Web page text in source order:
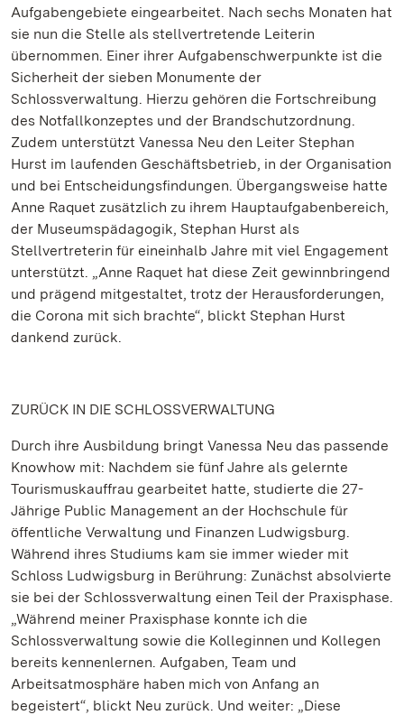
Aufgabengebiete eingearbeitet. Nach sechs Monaten hat
sie nun die Stelle als stellvertretende Leiterin
übernommen. Einer ihrer Aufgabenschwerpunkte ist die
Sicherheit der sieben Monumente der
Schlossverwaltung. Hierzu gehören die Fortschreibung
des Notfallkonzeptes und der Brandschutzordnung.
Zudem unterstützt Vanessa Neu den Leiter Stephan
Hurst im laufenden Geschäftsbetrieb, in der Organisation
und bei Entscheidungsfindungen. Übergangsweise hatte
Anne Raquet zusätzlich zu ihrem Hauptaufgabenbereich,
der Museumspädagogik, Stephan Hurst als
Stellvertreterin für eineinhalb Jahre mit viel Engagement
unterstützt. „Anne Raquet hat diese Zeit gewinnbringend
und prägend mitgestaltet, trotz der Herausforderungen,
die Corona mit sich brachte“, blickt Stephan Hurst
dankend zurück.
ZURÜCK IN DIE SCHLOSSVERWALTUNG
Durch ihre Ausbildung bringt Vanessa Neu das passende
Knowhow mit: Nachdem sie fünf Jahre als gelernte
Tourismuskauffrau gearbeitet hatte, studierte die 27-
Jährige Public Management an der Hochschule für
öffentliche Verwaltung und Finanzen Ludwigsburg.
Während ihres Studiums kam sie immer wieder mit
Schloss Ludwigsburg in Berührung: Zunächst absolvierte
sie bei der Schlossverwaltung einen Teil der Praxisphase.
„Während meiner Praxisphase konnte ich die
Schlossverwaltung sowie die Kolleginnen und Kollegen
bereits kennenlernen. Aufgaben, Team und
Arbeitsatmosphäre haben mich von Anfang an
begeistert“, blickt Neu zurück. Und weiter: „Diese